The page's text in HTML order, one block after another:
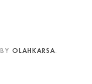
OLAHKARSA